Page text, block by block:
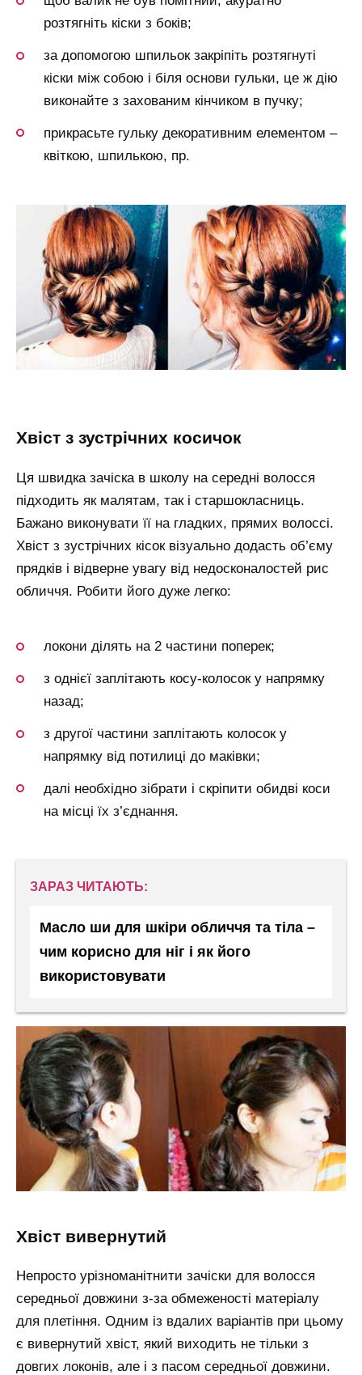
розтягніть кіски з боків;
за допомогою шпильок закріпіть розтягнуті
кіски між собою і біля основи гульки, це ж дію
виконайте з захованим кінчиком в пучку;
прикрасьте гульку декоративним елементом –
квіткою, шпилькою, пр.
хвіст з зустрічних косичок
Ця швидка зачіска в школу на середні волосся
підходить як малятам, так і старшокласниць.
Бажано виконувати її на гладких, прямих волоссі.
Хвіст з зустрічних кісок візуально додасть об’єму
прядків і відверне увагу від недосконалостей рис
обличчя. Робити його дуже легко:
локони ділять на 2 частини поперек;
з однієї заплітають косу-колосок у напрямку
назад;
з другої частини заплітають колосок у
напрямку від потилиці до маківки;
далі необхідно зібрати і скріпити обидві коси
на місці їх з’єднання.
ЗАРАЗ ЧИТАЮТЬ:
Масло ши для шкіри обличчя та тіла –
чим корисно для ніг і як його
використовувати
хвіст вивернутий
Непросто урізноманітнити зачіски для волосся
середньої довжини з-за обмеженості матеріалу
для плетіння. Одним із вдалих варіантів при цьому
є вивернутий хвіст, який виходить не тільки з
довгих локонів, але і з пасом середньої довжини.